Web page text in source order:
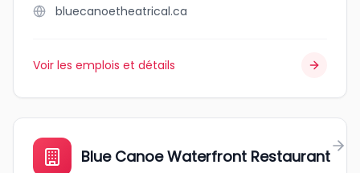
bluecanoetheatrical.ca
Voir les emplois et détails
Blue Canoe Waterfront Restaurant